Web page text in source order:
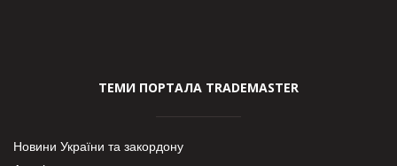
ТЕМИ ПОРТАЛА TRADEMASTER
Новини України та закордону